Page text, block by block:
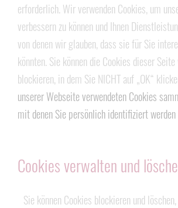
erforderlich. Wir verwenden Cookies, um
verbessern zu können und Ihnen
von denen wir glauben, dass sie für Sie
könnten. Sie können die Cookies dieser
blockieren, in dem Sie NICHT auf „OK“
unserer Webseite verwendeten Cookies
mit denen Sie persönlich identifiziert werden
Cookies verwalten und
Sie können Cookies blockieren und